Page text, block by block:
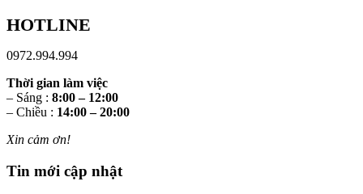
HOTLINE
0972.994.994
Thời gian làm việc
– Sáng : 8:00 – 12:00
– Chiều : 14:00 – 20:00
Xin cảm ơn!
Tin mới cập nhật